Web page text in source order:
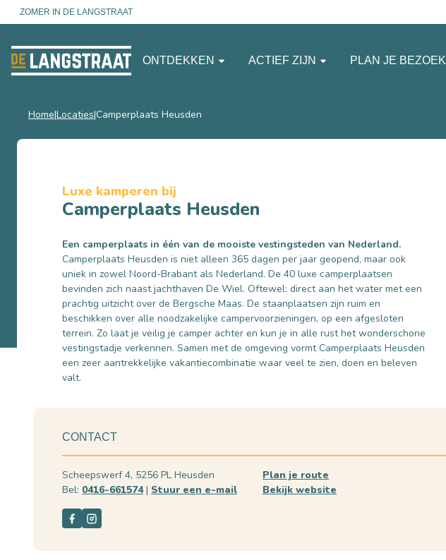
ZOMER IN DE LANGSTRAAT
ONTDEKKEN ACTIEF ZIJN PLAN JE BEZOEK
Home Locaties Camperplaats Heusden
Luxe kamperen bij
Camperplaats Heusden
Een camperplaats in één van de mooiste vestingsteden van Nederland.
Camperplaats Heusden is niet alleen 365 dagen per jaar geopend, maar ook
uniek in zowel Noord-Brabant als Nederland. De 40 luxe camperplaatsen
bevinden zich naast jachthaven De Wiel. Oftewel: direct aan het water met een
prachtig uitzicht over de Bergsche Maas. De staanplaatsen zijn ruim en
beschikken over alle noodzakelijke campervoorzieningen, op een afgesloten
terrein. Zo laat je veilig je camper achter en kun je in alle rust het wonderschone
vestingstadje verkennen. Samen met de omgeving vormt Camperplaats Heusden
een zeer aantrekkelijke vakantiecombinatie waar veel te zien, doen en beleven
valt.
CONTACT
Scheepswerf 4, 5256 PL Heusden
Bel: 0416-661574| Stuur een e-mail
Plan je route
Bekijk website